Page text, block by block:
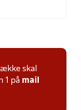
skal
1 på mail